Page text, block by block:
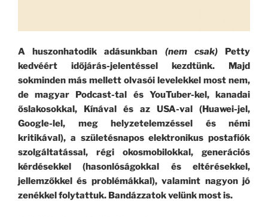
A huszonhatodik adásunkban (nem csak)Petty
kedvéért időjárás-jelentéssel kezdtünk. Majd
sokminden más mellett olvasói levelekkel most nem,
de magyar Podcast-tal és YouTuber-kel, kanadai
őslakosokkal, Kínával és az USA-val (Huawei-jel,
Google-lel, meg helyzetelemzéssel és némi
kritikával), a születésnapos elektronikus postafiók
szolgáltatással, régi okosmobilokkal, generációs
kérdésekkel (hasonlóságokkal és eltérésekkel,
jellemzőkkel és problémákkal), valamint nagyon jó
zenékkelfolytattuk. Bandázzatok velünk most is.